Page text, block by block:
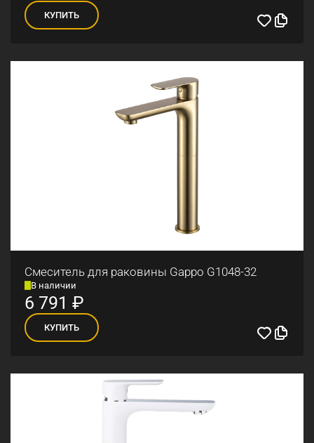
КУПИТЬ
Смеситель для раковины Gappo G1048-32
В наличии
6 791 ₽
КУПИТЬ